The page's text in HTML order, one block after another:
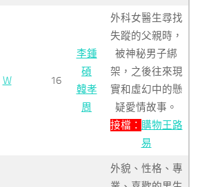
W 16
李鍾
碩
韓孝
周
外科女醫生尋找
失蹤的父親時，
被神秘男子綁
架，之後往來現
實和虛幻中的懸
疑愛情故事。
接檔： 購物王路
易
外貌、性格、專